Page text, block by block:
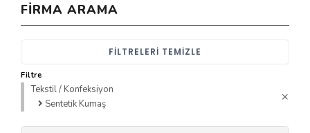
FIRMA ARAMA
FILTRELERI TEMIZLE
Filtre
Tekstil / Konfeksiyon
Sentetik Kumaş